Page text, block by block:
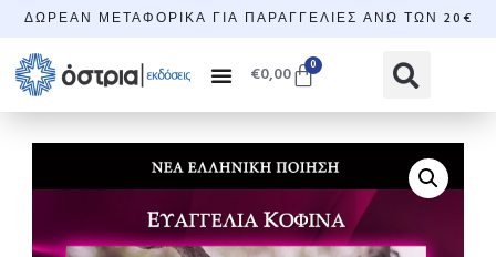
ΔΩΡΕΆΝ ΜΕΤΑΦΟΡΙΚΆ ΓΙΑ ΠΑΡΑΓΓΕΛΊΕΣ ΆΝΩ ΤΩΝ 20€
€0,00 0